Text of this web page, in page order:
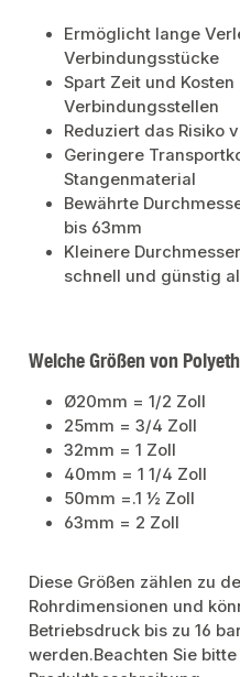
Ermöglicht lange
Verbindungsstücke
Spart Zeit und
Verbindungsstellen
Reduziert das Risiko
Geringere
Stangenmaterial
Bewährte
bis 63mm
Kleinere
schnell und günstig
Welche Größen von
Ø20mm = 1/2 Zoll
25mm = 3/4 Zoll
32mm = 1 Zoll
40mm = 1 1/4 Zoll
50mm =.1 ½ Zoll
63mm = 2 Zoll
Diese Größen zählen zu
Rohrdimensionen und
Betriebsdruck bis zu 16
werden.Beachten Sie